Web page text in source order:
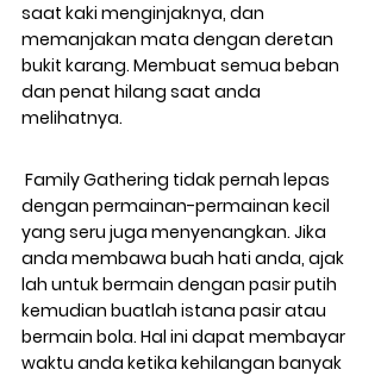
saat kaki menginjaknya, dan
memanjakan mata dengan deretan
bukit karang. Membuat semua beban
dan penat hilang saat anda
melihatnya.
dengan permainan-permainan kecil
yang seru juga menyenangkan. Jika
anda membawa buah hati anda, ajak
lah untuk bermain dengan pasir putih
kemudian buatlah istana pasir atau
bermain bola. Hal ini dapat membayar
waktu anda ketika kehilangan banyak